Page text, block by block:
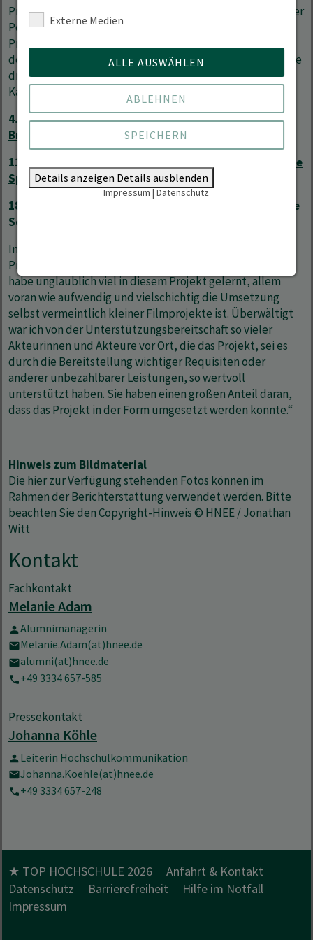
Kontakt
Fachkontakt
Melanie Adam
Alumnimanagerin
Melanie.Adam(at)hnee.de
alumni(at)hnee.de
+49 3334 657-585
Pressekontakt
Johanna Köhle
Leiterin Hochschulkommunikation
Johanna.Koehle(at)hnee.de
+49 3334 657-248
Premiere mit einem Filmgespräch sowie wissenschaftlicher
Podiumsdiskussion in Präsenz umzusetzen, findet die
Premiere, bedingt durch die geltenden Einschränkungen
der Corona-Pandemie, nun ausschließlich online statt. Alle
drei Folgen werden auf dem hochschuleigenenYouTube-
Kanal
zeitversetzt an folgenden Terminen veröffentlicht.
4. Juni 2021 -Folge 1: Der Hochschulrainiger –
Brandschutz vs. Burn-Out
11. Juni 2021 -
Folge 2: Der Hochschulrainiger – Digitale
Spritzkuchen
18. Juni 2021 -
Folge 3: Der Hochschulrainiger – Schöne
Scheiße
In einer hochschulinternen Online-
Premierenveranstaltung resümiert Melanie Adam: „Ich
habe unglaublich viel in diesem Projekt gelernt, allem
voran wie aufwendig und vielschichtig die Umsetzung
selbst vermeintlich kleiner Filmprojekte ist. Überwältigt
war ich von der Unterstützungsbereitschaft so vieler
Akteurinnen und Akteure vor Ort, die das Projekt, sei es
durch die Bereitstellung wichtiger Requisiten oder
anderer unbezahlbarer Leistungen, so wertvoll
unterstützt haben. Sie haben einen großen Anteil daran,
dass das Projekt in der Form umgesetzt werden konnte.“
Hinweis zum Bildmaterial
Die hier zur Verfügung stehenden Fotos können im
Rahmen der Berichterstattung verwendet werden. Bitte
beachten Sie den Copyright-Hinweis © HNEE / Jonathan
Witt
★ TOP HOCHSCHULE 2026
Anfahrt & Kontakt
Datenschutz
Barrierefreiheit
Hilfe im Notfall
Impressum
Externe Medien
ALLE AUSWÄHLEN
ABLEHNEN
SPEICHERN
Details anzeigen Details ausblenden
Impressum|Datenschutz